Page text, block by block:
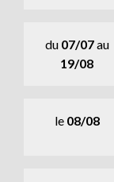
du 07/07au
19/08
le 08/08